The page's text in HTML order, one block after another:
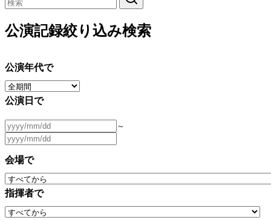
公演記録絞り込み検索
公演年代で
公演日で
～
会場で
指揮者で